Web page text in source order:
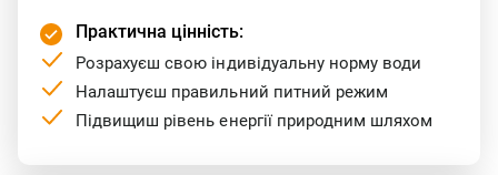
Для кращого засвоєння білка важливо
дотримуватися певних умов.
Оптимальна кислотність шлункового соку.
Практична цінність:
Розрахуєш свою індивідуальну норму води
Налаштуєш правильний питний режим
Підвищиш рівень енергії природним шляхом